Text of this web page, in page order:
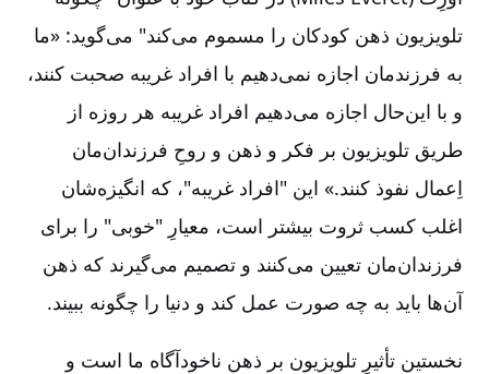
تلویزیون ذهن کودکان را مسموم می‌کند" می‌گوید: «ما
به فرزندمان اجازه نمی‌دهیم با افراد غریبه صحبت کنند،
و با این‌حال اجازه می‌دهیم افراد غریبه هر روزه از
طریق تلویزیون بر فکر و ذهن و روحِ فرزندان‌مان
اِعمال نفوذ کنند.» این "افراد غریبه"، که انگیزه‌شان
اغلب کسب ثروت بیشتر است، معیارِ "خوبی" را برای
فرزندان‌مان تعیین می‌کنند و تصمیم می‌گیرند که ذهن
آن‌ها باید به چه صورت عمل کند و دنیا را چگونه ببیند.
نخستین تأثیرِ تلویزیون بر ذهن ناخودآگاه ما است و